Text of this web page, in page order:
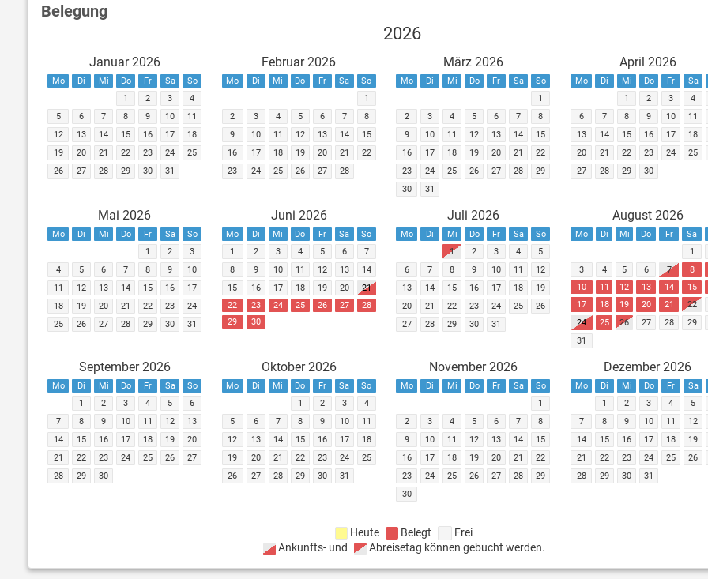
Belegung
2026
Januar 2026
Mo Di Mi Do Fr Sa
So
1
2 3
4
5
6 7 8 9 10
11
12
13 14 15 16 17
18
19
20 21 22 23 24
25
26
27 28 29 30 31
Februar 2026
Mo Di Mi Do Fr Sa
So
1
2
3 4 5 6 7
8
9
10 11 12 13 14
15
16
17 18 19 20 21
22
23
24 25 26 27 28
März 2026
Mo Di Mi Do Fr Sa
So
1
2
3 4 5 6 7
8
9
10 11 12 13 14
15
16
17 18 19 20 21
22
23
24 25 26 27 28
29
30
31
April 2026
Mo Di Mi Do Fr Sa
1
2 3 4
6
7 8 9 10 11
13
14 15 16 17 18
20
21 22 23 24 25
27
28 29 30
Mai 2026
Mo Di Mi Do Fr Sa
So
1
2
3
4
5 6 7 8 9
10
11
12 13 14 15 16
17
18
19 20 21 22 23
24
25
26 27 28 29 30 31
Juni 2026
Mo Di Mi Do Fr Sa
So
1
2 3 4 5 6
7
8
9 10 11 12 13
14
15
16 17 18 19 20
21
22
23 24 25 26 27
28
29
30
Juli 2026
Mo Di Mi Do Fr Sa
So
1
2 3 4
5
6
7 8 9 10 11
12
13
14 15 16 17 18
19
20
21 22 23 24 25
26
27
28 29 30 31
August 2026
Mo Di Mi Do Fr Sa
1
3
4 5 6 7 8
10
11 12 13 14 15
17
18 19 20 21 22
24
25 26 27 28 29
31
September 2026
Mo Di Mi Do Fr Sa
So
1
2 3 4 5
6
7
8 9 10 11 12
13
14
15 16 17 18 19
20
21
22 23 24 25 26
27
28
29 30
Oktober 2026
Mo Di Mi Do Fr Sa
So
1
2 3
4
5
6 7 8 9 10
11
12
13 14 15 16 17
18
19
20 21 22 23 24
25
26
27 28 29 30 31
November 2026
Mo Di Mi Do Fr Sa
So
1
2
3 4 5 6 7
8
9
10 11 12 13 14
15
16
17 18 19 20 21
22
23
24 25 26 27 28
29
30
Dezember 2026
Mo Di Mi Do Fr Sa
1
2 3 4 5
7
8 9 10 11 12
14
15 16 17 18 19
21
22 23 24 25 26
28
29 30 31
Heute Belegt
Frei
Ankunfts- und
Abreisetag können gebucht werden.